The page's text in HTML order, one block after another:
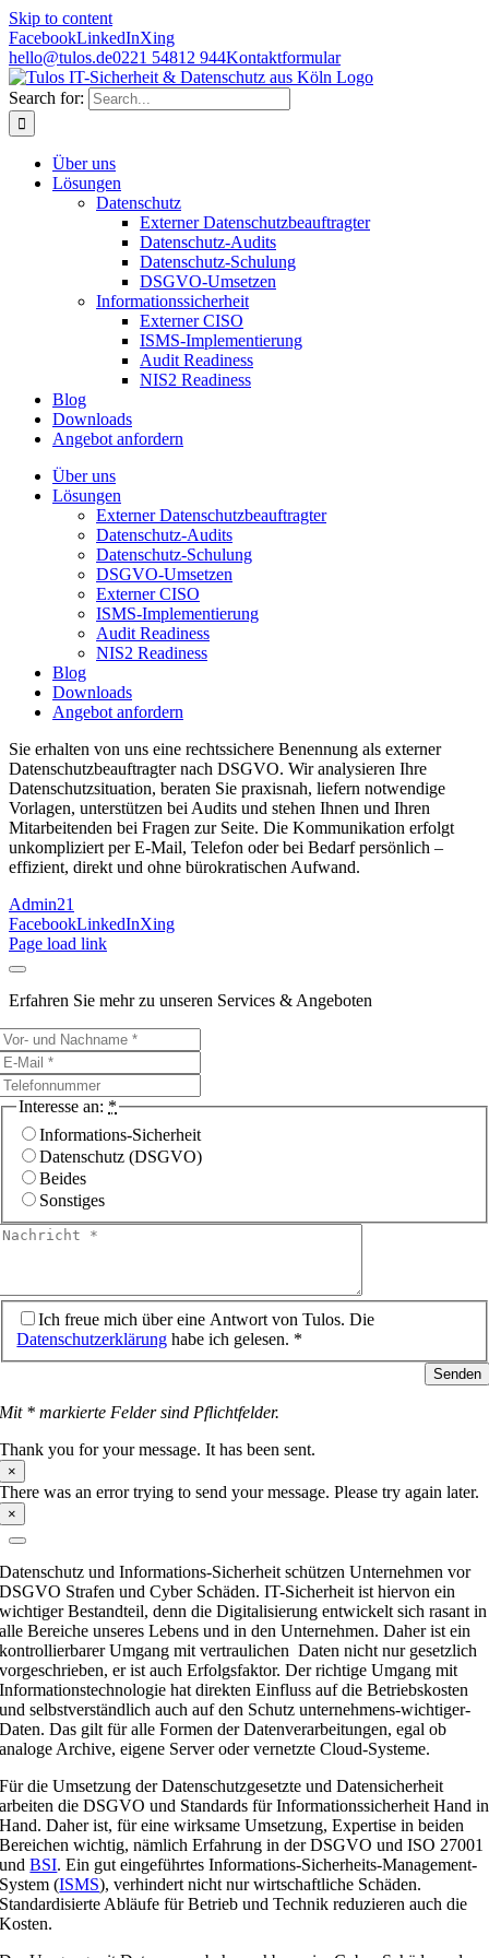
Skip to content
FacebookLinkedInXing
hello@tulos.de0221 54812 944Kontaktformular
Search for:
Über uns
Lösungen
Datenschutz
Externer Datenschutzbeauftragter
Datenschutz-Audits
Datenschutz-Schulung
DSGVO-Umsetzen
Informationssicherheit
Externer CISO
ISMS-Implementierung
Audit Readiness
NIS2 Readiness
Blog
Downloads
Angebot anfordern
Über uns
Lösungen
Externer Datenschutzbeauftragter
Datenschutz-Audits
Datenschutz-Schulung
DSGVO-Umsetzen
Externer CISO
ISMS-Implementierung
Audit Readiness
NIS2 Readiness
Blog
Downloads
Angebot anfordern
Sie erhalten von uns eine rechtssichere Benennung als externer
Datenschutzbeauftragter nach DSGVO. Wir analysieren Ihre
Datenschutzsituation, beraten Sie praxisnah, liefern notwendige
Vorlagen, unterstützen bei Audits und stehen Ihnen und Ihren
Mitarbeitenden bei Fragen zur Seite. Die Kommunikation erfolgt
unkompliziert per E-Mail, Telefon oder bei Bedarf persönlich –
effizient, direkt und ohne bürokratischen Aufwand.
Admin21
FacebookLinkedInXing
Page load link
Erfahren Sie mehr zu unseren Services & Angeboten
Interesse an: *
Informations-Sicherheit
Datenschutz (DSGVO)
Beides
Sonstiges
Ich freue mich über eine Antwort von Tulos. Die
Datenschutzerklärung habe ich gelesen. *
Senden
Mit * markierte Felder sind Pflichtfelder.
Thank you for your message. It has been sent.
×
There was an error trying to send your message. Please try again later.
×
Datenschutz und Informations-Sicherheit schützen Unternehmen vor
DSGVO Strafen und Cyber Schäden. IT-Sicherheit ist hiervon ein
wichtiger Bestandteil, denn die Digitalisierung entwickelt sich rasant in
alle Bereiche unseres Lebens und in den Unternehmen. Daher ist ein
kontrollierbarer Umgang mit vertraulichen Daten nicht nur gesetzlich
vorgeschrieben, er ist auch Erfolgsfaktor. Der richtige Umgang mit
Informationstechnologie hat direkten Einfluss auf die Betriebskosten
und selbstverständlich auch auf den Schutz unternehmens-wichtiger-
Daten. Das gilt für alle Formen der Datenverarbeitungen, egal ob
analoge Archive, eigene Server oder vernetzte Cloud-Systeme.
Für die Umsetzung der Datenschutzgesetzte und Datensicherheit
arbeiten die DSGVO und Standards für Informationssicherheit Hand in
Hand. Daher ist, für eine wirksame Umsetzung, Expertise in beiden
Bereichen wichtig, nämlich Erfahrung in der DSGVO und ISO 27001
undBSI. Ein gut eingeführtes Informations-Sicherheits-Management-
System (ISMS), verhindert nicht nur wirtschaftliche Schäden.
Standardisierte Abläufe für Betrieb und Technik reduzieren auch die
Kosten.